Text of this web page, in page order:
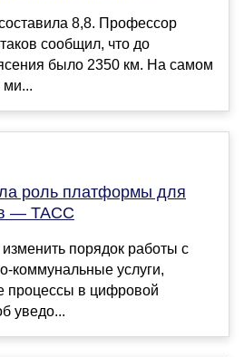
8,8. Профессор
сообщил, что до
было 2350 км. На самом
ми...
роль платформы для
— ТАСС
изменить порядок работы с
коммунальные услуги,
процессы в цифровой
уведо...